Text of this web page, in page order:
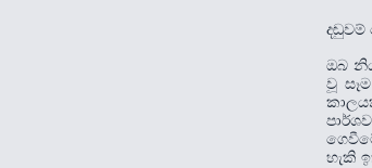
ඔබ
වූ
හැකි